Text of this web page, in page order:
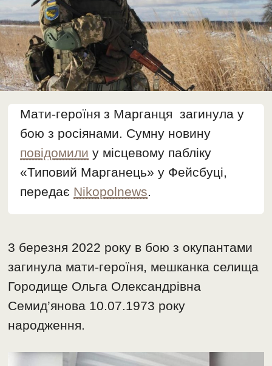
Мати-героїня з Марганця загинула у
бою з росіянами. Сумну новину
повідомили у місцевому пабліку
«Типовий Марганець» у Фейсбуці,
передає Nikopolnews.
3 березня 2022 року в бою з окупантами
загинула мати-героїня, мешканка селища
Городище Ольга Олександрівна
Семид’янова 10.07.1973 року
народження.